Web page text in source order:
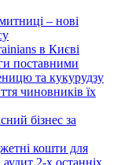
– нові
в Києві
поставними
та кукурудзу
чиновників їх
бізнес за
кошти для
2-х останніх